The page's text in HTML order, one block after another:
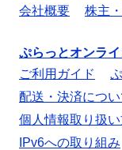
会社概要
株主
ぷらっとオンラ
ご利用ガイド
配送・決済につい
個人情報取り扱
IPv6への取り組み